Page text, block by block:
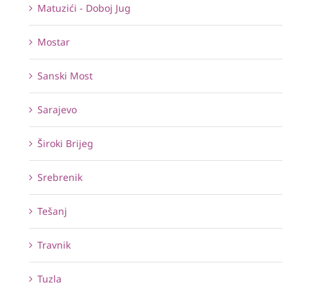
Matuzići - Doboj Jug
Mostar
Sanski Most
Sarajevo
Široki Brijeg
Srebrenik
Tešanj
Travnik
Tuzla